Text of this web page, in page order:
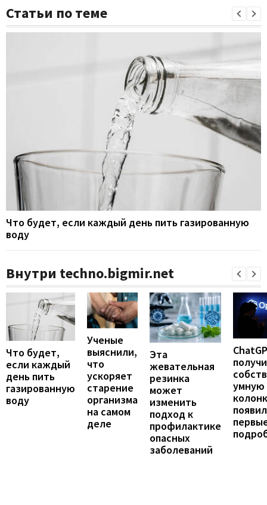
Статьи по теме
Что будет, если каждый день пить газированную
воду
Внутри techno.bigmir.net
Что будет,
если каждый
день пить
газированную
воду
Ученые
выяснили,
что
ускоряет
старение
организма
на самом
деле
Эта
жевательная
резинка
может
изменить
подход к
профилактике
опасных
заболеваний
умную